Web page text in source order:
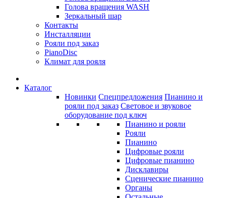
Голова вращения WASH
Зеркальный шар
Контакты
Инсталляции
Рояли под заказ
PianoDisc
Климат для рояля
Каталог
Новинки Спецпредложения Пианино и
рояли под заказ Световое и звуковое
оборудование под ключ
Пианино и рояли
Рояли
Пианино
Цифровые рояли
Цифровые пианино
Дисклавиры
Сценические пианино
Органы